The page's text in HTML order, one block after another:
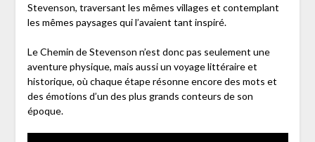
Stevenson, traversant les mêmes villages et contemplant
les mêmes paysages qui l’avaient tant inspiré.
Le Chemin de Stevenson n’est donc pas seulement une
aventure physique, mais aussi un voyage littéraire et
historique, où chaque étape résonne encore des mots et
des émotions d’un des plus grands conteurs de son
époque.